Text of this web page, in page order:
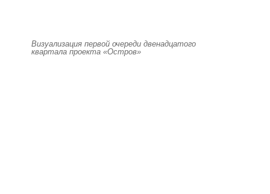
Визуализация первой очереди двенадцатого
квартала проекта «Остров»